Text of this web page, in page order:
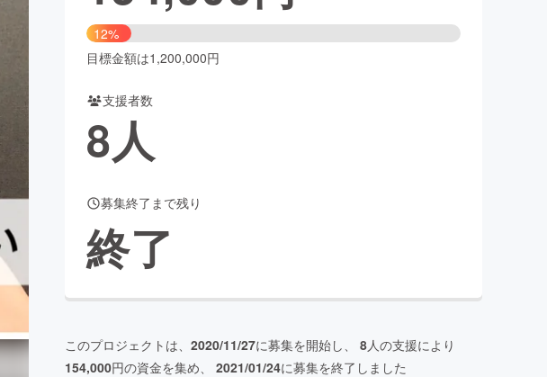
ファッション
ビューティー・ヘルスケア
コミュニティ
12%
目標金額は1,200,000円
支援者数
8人
募集終了まで残り
終了
このプロジェクトは、 2020/11/27に募集を開始し、 8人の支援により
154,000円の資金を集め、 2021/01/24に募集を終了しました